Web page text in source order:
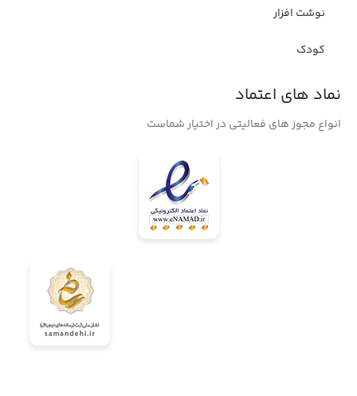
نوشت افزار
کودک
نماد های اعتماد
انواع مجوز های فعالیتی در اختیار شماست